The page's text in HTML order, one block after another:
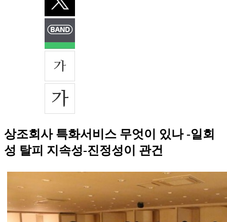
상조회사 특화서비스 무엇이 있나 -일회
성 탈피 지속성-진정성이 관건